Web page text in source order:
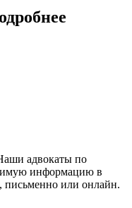
адвокаты по
информацию в
письменно или онлайн.